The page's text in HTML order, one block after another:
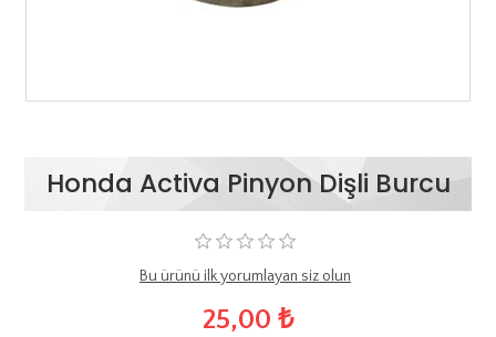
Honda Activa Pinyon Dişli Burcu
Bu ürünü ilk yorumlayan siz olun
25,00 ₺